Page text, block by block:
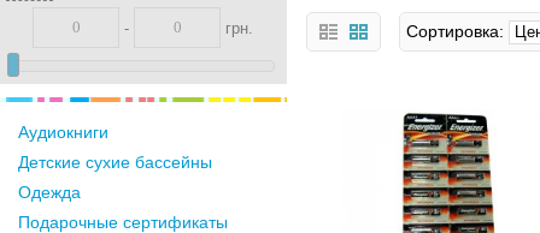
- грн.
Аудиокниги
Детские сухие бассейны
Одежда
Подарочные сертификаты
Сортировка: